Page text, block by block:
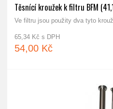
Těsnící kroužek k filtru BFM
Ve filtru jsou použity dva tyto
65,34 Kč s DPH
54,00 Kč